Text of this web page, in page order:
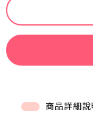
商品詳細說